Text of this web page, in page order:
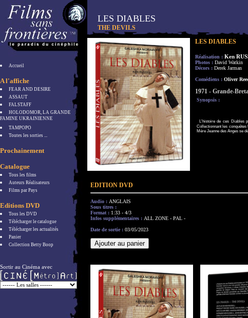
Accueil
A l'affiche
FEAR AND DESIRE
ASSAUT
FALSTAFF
HOLODOMOR, LA GRANDE
FAMINE UKRAINIENNE
TAMPOPO
Toutes les sorties ...
Prochainement
Catalogue
Tous les films
Auteurs Réalisateurs
Films par Pays
Editions DVD
Tous les DVD
Télécharger le catalogue
Télécharger les actualités
Panier
Collection Betty Boop
Sortir au Cinéma avec
LES DIABLES
THE DEVILS
LES DIABLES
Réalisation : Ken
Photos : David Watkin
Décors : Derek Jarman
Comédiens : Oliver
1971 - Grande-
Synopsis :
L'histoire de ces Diables
Collectionnant les
Mère Jeanne des Anges se
EDITION DVD
Audio : ANGLAIS
Sous titres :
Format : 1:33 - 4/3
Infos supplémentaires : ALL ZONE - PAL -
Date de sortie : 03/05/2023